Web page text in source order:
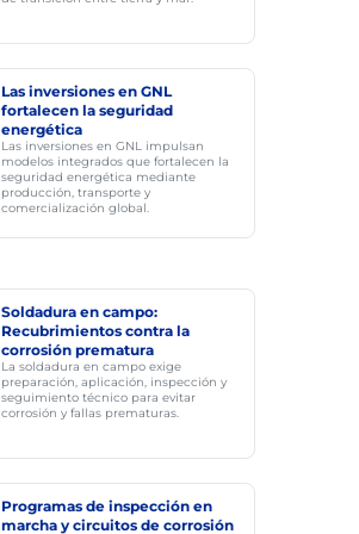
Las inversiones en GNL
fortalecen la seguridad
energética
Las inversiones en GNL impulsan
modelos integrados que fortalecen la
seguridad energética mediante
producción, transporte y
comercialización global.
Soldadura en campo:
Recubrimientos contra la
corrosión prematura
La soldadura en campo exige
preparación, aplicación, inspección y
seguimiento técnico para evitar
corrosión y fallas prematuras.
Programas de inspección en
marcha y circuitos de corrosión